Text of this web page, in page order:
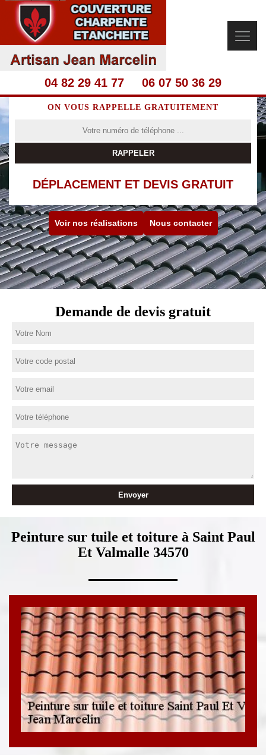
04 82 29 41 77 06 07 50 36 29
ON VOUS RAPPELLE GRATUITEMENT
DÉPLACEMENT ET DEVIS GRATUIT
Voir nos réalisations Nous contacter
Demande de devis gratuit
Peinture sur tuile et toiture à Saint Paul
Et Valmalle 34570